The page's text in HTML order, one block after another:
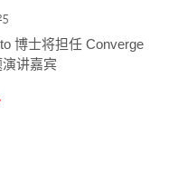
博士将担任 Converge
讲嘉宾